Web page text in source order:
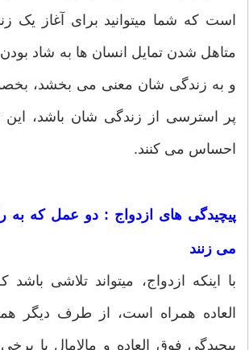
است که شما میتوانید برای آغاز یک
متاهل شدن تمایل انسان ها به شاد
و به زندگی شان معنی می بخشد،
پر استرسی از زندگی شان باشد، این
احساس می کنند.
پیچیدگی های ازدواج : دو عمل که به
می زنند
با اینکه ازدواج، میتواند تلاشی
العاده همراه است، از طرف دیگر
پیچیدگی فوق العاده و مالامال با